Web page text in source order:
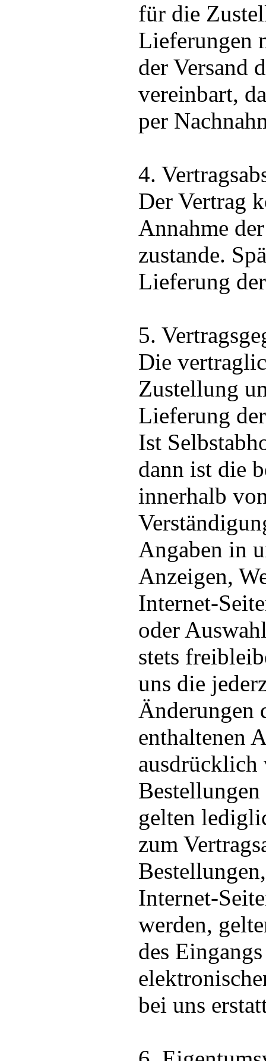
für die
Lieferungen
der Versand
vereinbart,
per
4.
Der Vertrag
Annahme
zustande.
Lieferung
5.
Die
Zustellung
Lieferung
Ist
dann ist die
innerhalb
Angaben in
Anzeigen,
Internet-
oder
stets
uns die
Änderungen
enthaltenen
ausdrücklich
Bestellungen
gelten
zum
Internet-
werden,
des
bei uns